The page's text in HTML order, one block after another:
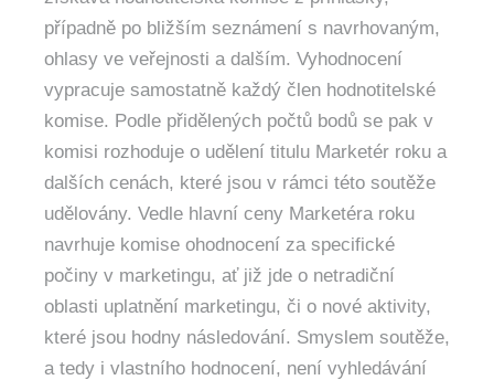
případně po bližším seznámení s navrhovaným,
ohlasy ve veřejnosti a dalším. Vyhodnocení
vypracuje samostatně každý člen hodnotitelské
komise. Podle přidělených počtů bodů se pak v
komisi rozhoduje o udělení titulu Marketér roku a
dalších cenách, které jsou v rámci této soutěže
udělovány. Vedle hlavní ceny Marketéra roku
navrhuje komise ohodnocení za specifické
počiny v marketingu, ať již jde o netradiční
oblasti uplatnění marketingu, či o nové aktivity,
které jsou hodny následování. Smyslem soutěže,
a tedy i vlastního hodnocení, není vyhledávání